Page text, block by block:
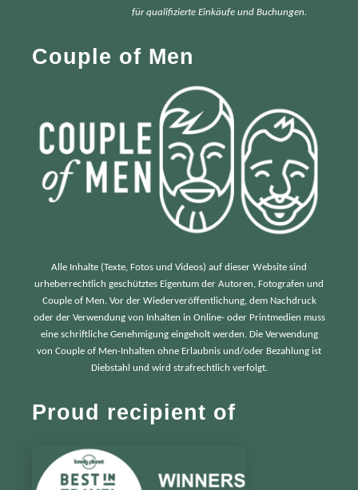
für qualifizierte Einkäufe und Buchungen.
Couple of Men
Alle Inhalte (Texte, Fotos und Videos) auf dieser Website sind
urheberrechtlich geschütztes Eigentum der Autoren, Fotografen und
Couple of Men. Vor der Wiederveröffentlichung, dem Nachdruck
oder der Verwendung von Inhalten in Online- oder Printmedien muss
eine schriftliche Genehmigung eingeholt werden. Die Verwendung
von Couple of Men-Inhalten ohne Erlaubnis und/oder Bezahlung ist
Diebstahl und wird strafrechtlich verfolgt.
Proud recipient of